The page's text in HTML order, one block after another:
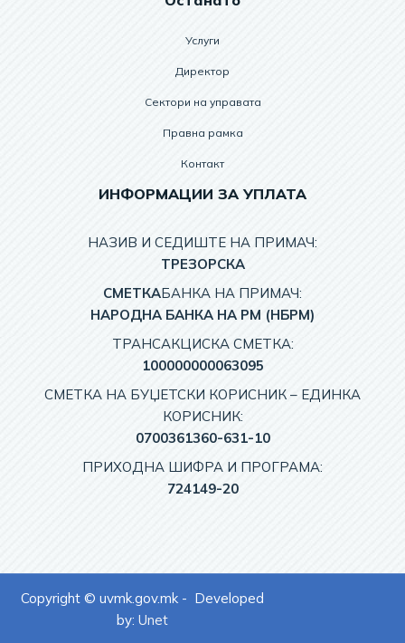
Услуги
Директор
Сектори на управата
Правна рамка
Контакт
ИНФОРМАЦИИ ЗА УПЛАТА
НАЗИВ И СЕДИШТЕ НА ПРИМАЧ:
TРЕЗОРСКА
СМЕТКАБАНКА НА ПРИМАЧ:
НАРОДНА БАНКА НА РМ (НБРМ)
ТРАНСАКЦИСКА СМЕТКА:
100000000063095
СМЕТКА НА БУЏЕТСКИ КОРИСНИК – EДИНКА
КОРИСНИК:
0700361360-631-10
ПРИХОДНА ШИФРА И ПРОГРАМА:
724149-20
Copyright © uvmk.gov.mk - Developed
by: Unet